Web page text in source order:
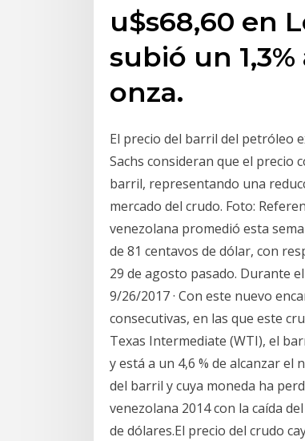
u$s68,60 en
subió un
onza.
El precio del barril del petróleo
Sachs consideran que el precio
barril, representando una
mercado del crudo. Foto:
venezolana promedió esta
de 81 centavos de dólar, con
29 de agosto pasado. Durante
9/26/2017 · Con este nuevo
consecutivas, en las que este
Texas Intermediate (WTI), el
y está a un 4,6 % de alcanzar el
del barril y cuya moneda ha
venezolana 2014 con la caída
de dólares.El precio del crudo